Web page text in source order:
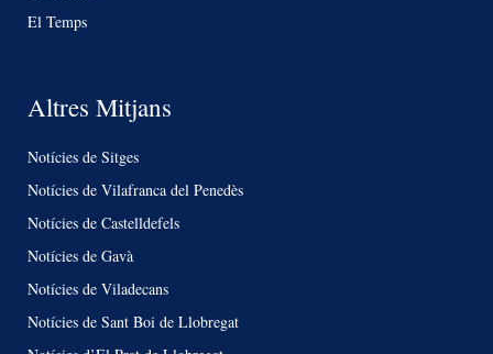
El Temps
Altres Mitjans
Notícies de Sitges
Notícies de Vilafranca del Penedès
Notícies de Castelldefels
Notícies de Gavà
Notícies de Viladecans
Notícies de Sant Boi de Llobregat